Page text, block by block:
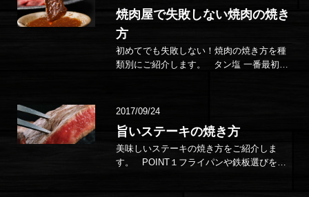
焼肉屋で失敗しない焼肉の焼き
方
初めてでも失敗しない！焼肉の焼き方を種
類別にご紹介します。 タン塩 一番最初に
2017/09/24
旨いステーキの焼き方
美味しいステーキの焼き方をご紹介しま
す。 POINT１フライパンや鉄板選びを工